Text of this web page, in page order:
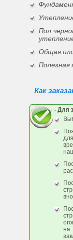
Пол
Общая
Полезная
Как
- Для
на